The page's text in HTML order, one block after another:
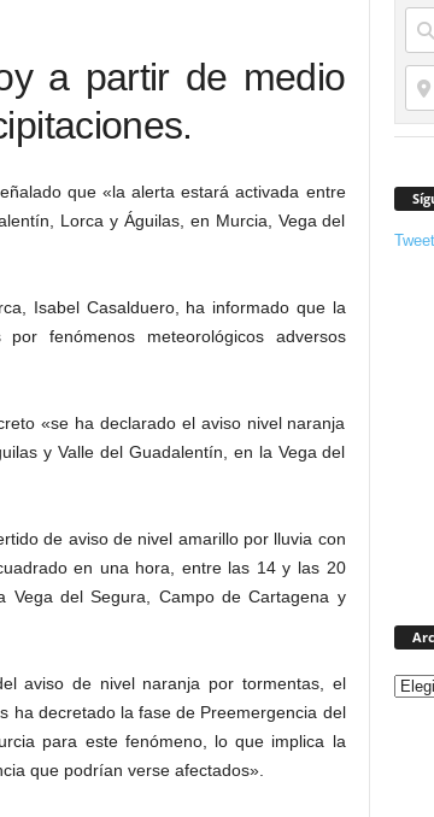
a partir de medio
que «la alerta estará activada entre
Lorca y Águilas, en Murcia, Vega del
Isabel Casalduero, ha informado que la
fenómenos meteorológicos adversos
«se ha declarado el aviso nivel naranja
y Valle del Guadalentín, en la Vega del
de aviso de nivel amarillo por lluvia con
en una hora, entre las 14 y las 20
Vega del Segura, Campo de Cartagena y
aviso de nivel naranja por tormentas, el
ha decretado la fase de Preemergencia del
para este fenómeno, lo que implica la
que podrían verse afectados».